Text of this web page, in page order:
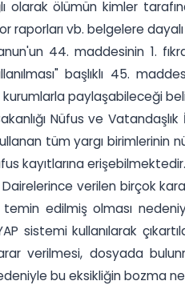
olarak ölümün kimler
raporları vb. belgelere
44. maddesinin 1.
başlıklı 45.
paylaşabileceği
Nüfus ve
tüm yargı birimlerinin
kayıtlarına erişebilmektedir.
Dairelerince verilen birçok
edilmiş olması
sistemi kullanılarak
verilmesi, dosyada
bu eksikliğin bozma